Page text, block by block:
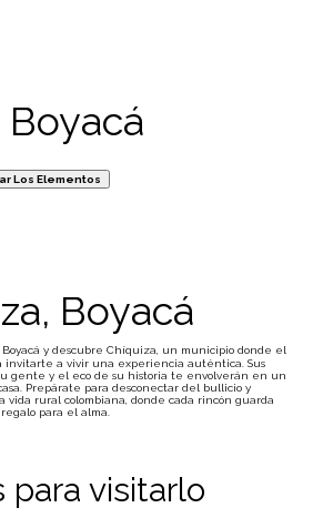
Los Elementos
Boyacá
y descubre Chíquiza, un municipio donde el
invitarte a vivir una experiencia auténtica. Sus
gente y el eco de su historia te envolverán en un
Prepárate para desconectar del bullicio y
vida rural colombiana, donde cada rincón guarda
para el alma.
para visitarlo